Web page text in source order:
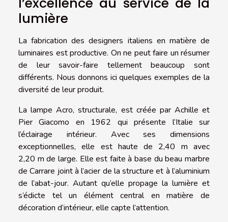
lumière
La fabrication des designers italiens en matière de
luminaires est productive. On ne peut faire un résumer
de leur savoir-faire tellement beaucoup sont
différents. Nous donnons ici quelques exemples de la
diversité de leur produit.
La lampe Acro, structurale, est créée par Achille et
Pier Giacomo en 1962 qui présente l’Italie sur
l’éclairage intérieur. Avec ses dimensions
exceptionnelles, elle est haute de 2,40 m avec
2,20 m de large. Elle est faite à base du beau marbre
de Carrare joint à l’acier de la structure et à l’aluminium
de l’abat-jour. Autant qu’elle propage la lumière et
s’édicte tel un élément central en matière de
décoration d’intérieur, elle capte l’attention.